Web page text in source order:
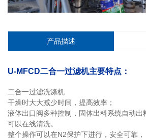
产品描述
U-MFCD二合一过滤机主要特点：
二合一过滤洗涤机
干燥时大大减少时间，提高效率；
液体出口阀多种控制，固体出料系统自动出
可以在线清洗。
整个操作可以在N2保护下进行，安全可靠，